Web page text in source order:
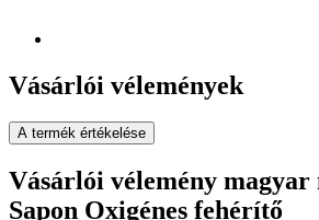
Vásárlói vélemények
A termék értékelése
Vásárlói vélemény
Sapon Oxigénes fehérítő